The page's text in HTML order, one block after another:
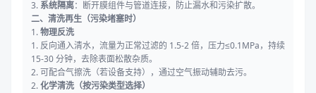
3. 系统隔离：断开膜组件与管道连接，防止漏水和污染扩散。
二、清洗再生（污染堵塞时）
1.物理反洗
1. 反向通入清水，流量为正常过滤的 1.5-2 倍，压力≤0.1MPa，持续
15-30 分钟，去除表面松散杂质。
2. 可配合气擦洗（若设备支持），通过空气振动辅助去污。
2.化学清洗（按污染类型选择）